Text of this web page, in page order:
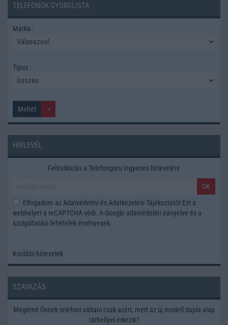
TELEFONOK GYORSLISTA
Márka :
Tipus :
HÍRLEVÉL
Feliratkozás a Telefonguru ingyenes hírlevelére
OK
Elfogadom azAdatvédelmi és Adatkezelési Tájékoztatót Ezt a
webhelyet a reCAPTCHA védi. A Google adatvédelmi irányelve és a
szolgáltatási feltételek érvényesek.
Korábbi hírlevelek
SZAVAZÁS
Megérné Önnek telefont váltani csak azért, mert az új modell dupla alap
tárhellyel érkezik?